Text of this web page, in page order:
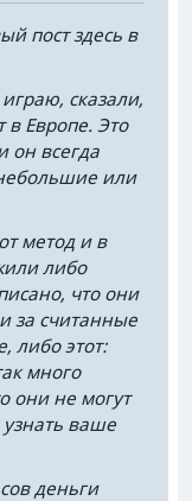
пост здесь в
сказали,
в Европе. Это
он всегда
или
метод и в
либо
что они
за считанные
либо этот:
много
они не могут
ваше
деньги